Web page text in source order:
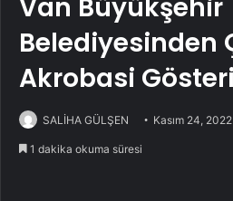
Van Büyükşehir
Belediyesinden
Akrobasi
SALİHA GÜLŞEN Kasım 24, 2022
1 dakika okuma süresi